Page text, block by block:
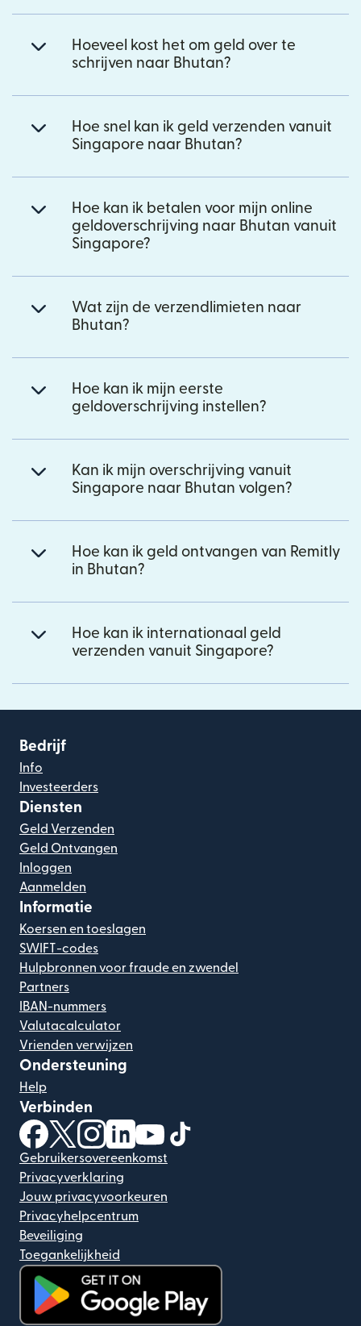
Hoeveel kost het om geld over te
schrijven naar Bhutan?
Hoe snel kan ik geld verzenden vanuit
Singapore naar Bhutan?
Hoe kan ik betalen voor mijn online
geldoverschrijving naar Bhutan vanuit
Singapore?
Wat zijn de verzendlimieten naar
Bhutan?
Hoe kan ik mijn eerste
geldoverschrijving instellen?
Kan ik mijn overschrijving vanuit
Singapore naar Bhutan volgen?
Hoe kan ik geld ontvangen van Remitly
in Bhutan?
Hoe kan ik internationaal geld
verzenden vanuit Singapore?
Bedrijf
Info
Investeerders
Diensten
Geld Verzenden
Geld Ontvangen
Inloggen
Aanmelden
Informatie
Koersen en toeslagen
SWIFT-codes
Hulpbronnen voor fraude en zwendel
Partners
IBAN-nummers
Valutacalculator
Vrienden verwijzen
Ondersteuning
Help
Verbinden
(wordt geopend in een nieuw venster)
(wordt geopend in een nieuw venster)
(wordt geopend in een nieuw venster)
(wordt geopend in een nieuw venster)
(wordt geopend in een nieuw
Gebruikersovereenkomst
Privacyverklaring
Jouw privacyvoorkeuren
Privacyhelpcentrum
Beveiliging
Toegankelijkheid